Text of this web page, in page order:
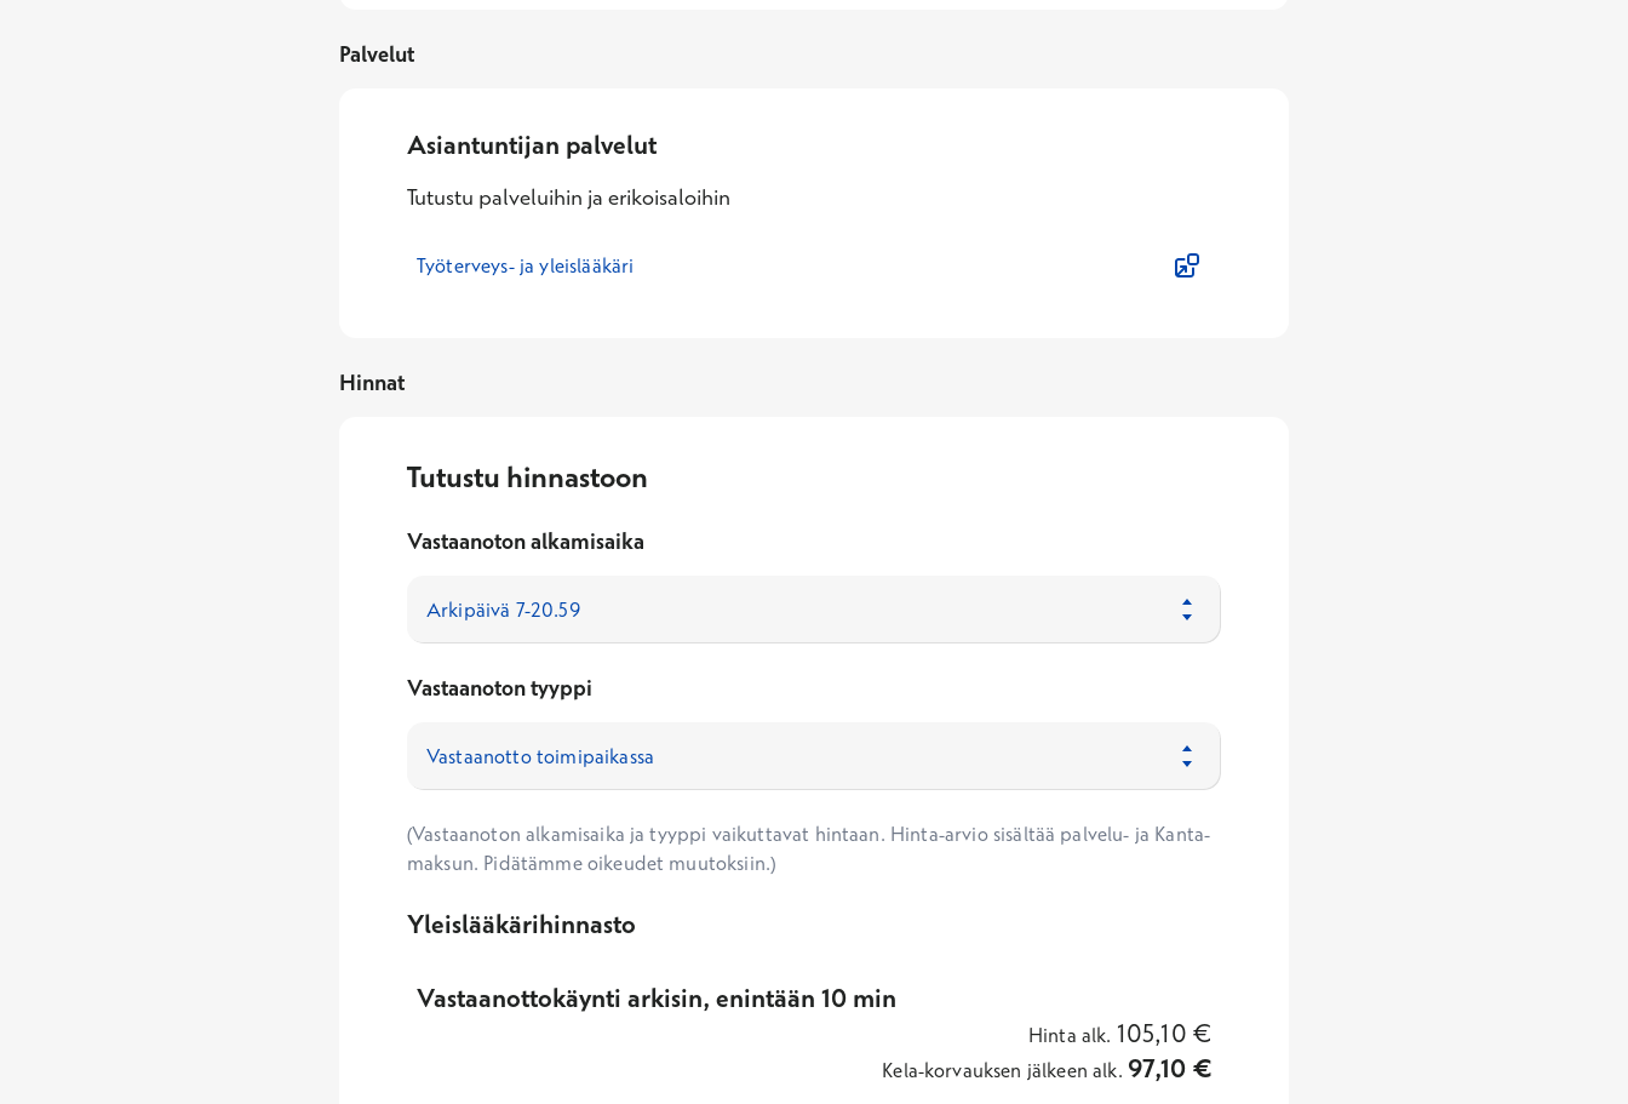
Palvelut
Asiantuntijan palvelut
Tutustu palveluihin ja erikoisaloihin
Työterveys- ja yleislääkäri
Hinnat
Tutustu hinnastoon
Vastaanoton alkamisaika
Vastaanoton tyyppi
(Vastaanoton alkamisaika ja tyyppi vaikuttavat hintaan. Hinta-arvio sisältää palvelu- ja Kanta-
maksun. Pidätämme oikeudet muutoksiin.)
Yleislääkärihinnasto
Vastaanottokäynti arkisin, enintään 10 min
Hinta alk. 105,10 €
Kela-korvauksen jälkeen alk. 97,10 €